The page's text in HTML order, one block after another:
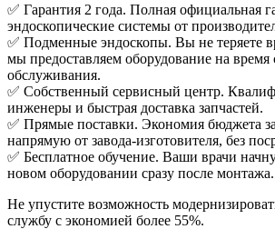
✅ Гарантия 2 года. Полная официальная
эндоскопические системы от
✅ Подменные эндоскопы. Вы не теряете
мы предоставляем оборудование на время
обслуживания.
✅ Собственный сервисный центр.
инженеры и быстрая доставка запчастей.
✅ Прямые поставки. Экономия бюджета
напрямую от завода-изготовителя, без
✅ Бесплатное обучение. Ваши врачи
новом оборудовании сразу после монтажа.
Не упустите возможность
службу с экономией более 55%.